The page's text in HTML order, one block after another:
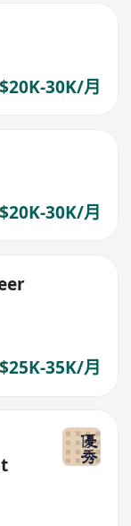
$20K-30K/月
$20K-30K/月
$25K-35K/月